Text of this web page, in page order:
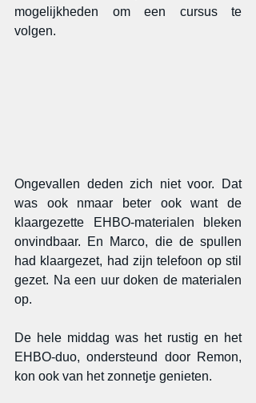
mogelijkheden om een cursus te
volgen.
Ongevallen deden zich niet voor. Dat
was ook nmaar beter ook want de
klaargezette EHBO-materialen bleken
onvindbaar. En Marco, die de spullen
had klaargezet, had zijn telefoon op stil
gezet. Na een uur doken de materialen
op.
De hele middag was het rustig en het
EHBO-duo, ondersteund door Remon,
kon ook van het zonnetje genieten.